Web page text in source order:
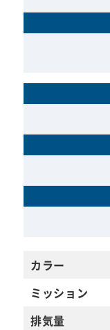
カラー
ミッション
排気量